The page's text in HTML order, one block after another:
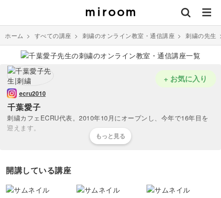
ホーム > すべての講座 > 刺繍のオンライン教室・通信講座 > 刺繍の先生
千葉愛子
ecru2010
刺繍カフェECRU代表。2010年10月にオープンし、今年で16年目を
迎えます。
「日々の暮らしが豊かになるような刺繍」「使える刺繍」をテーマ
日本手芸普及協会 刺繍師範。自宅教室・外部教室・カルチャー教室
にて、資格講座のほか、クロスステッチ、自由刺繍、白糸刺繍など、
+ お気に入り
開講している講座